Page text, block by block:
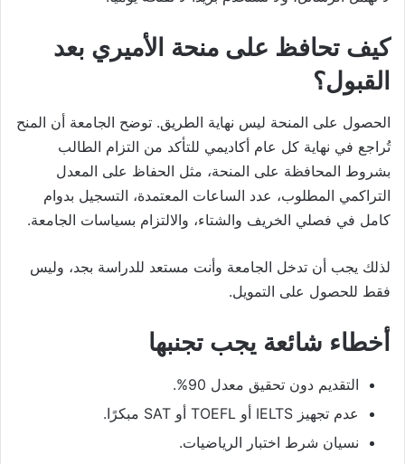
كيف تحافظ على منحة الأميري بعد
القبول؟
الحصول على المنحة ليس نهاية الطريق. توضح الجامعة أن المنح
تُراجع في نهاية كل عام أكاديمي للتأكد من التزام الطالب
بشروط المحافظة على المنحة، مثل الحفاظ على المعدل
التراكمي المطلوب، عدد الساعات المعتمدة، التسجيل بدوام
كامل في فصلي الخريف والشتاء، والالتزام بسياسات الجامعة.
لذلك يجب أن تدخل الجامعة وأنت مستعد للدراسة بجد، وليس
فقط للحصول على التمويل.
أخطاء شائعة يجب تجنبها
التقديم دون تحقيق معدل 90%.
عدم تجهيز IELTS أو TOEFL أو SAT مبكرًا.
نسيان شرط اختبار الرياضيات.